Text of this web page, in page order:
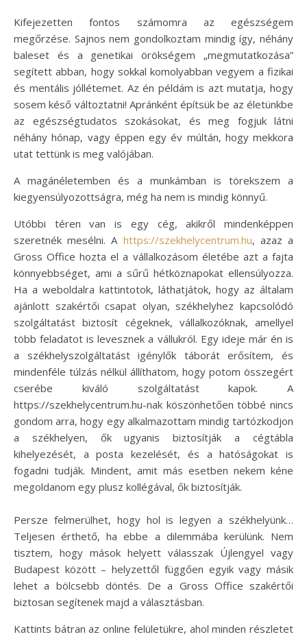
Kifejezetten fontos számomra az egészségem
megőrzése. Sajnos nem gondolkoztam mindig így, néhány
baleset és a genetikai örökségem „megmutatkozása”
segített abban, hogy sokkal komolyabban vegyem a fizikai
és mentális jóllétemet. Az én példám is azt mutatja, hogy
sosem késő változtatni! Apránként építsük be az életünkbe
az egészségtudatos szokásokat, és meg fogjuk látni
néhány hónap, vagy éppen egy év múltán, hogy mekkora
utat tettünk is meg valójában.
A magánéletemben és a munkámban is törekszem a
kiegyensúlyozottságra, még ha nem is mindig könnyű.
Utóbbi téren van is egy cég, akikről mindenképpen
szeretnék mesélni. A https://szekhelycentrum.hu, azaz a
Gross Office hozta el a vállalkozásom életébe azt a fajta
könnyebbséget, ami a sűrű hétköznapokat ellensúlyozza.
Ha a weboldalra kattintotok, láthatjátok, hogy az általam
ajánlott szakértői csapat olyan, székhelyhez kapcsolódó
szolgáltatást biztosít cégeknek, vállalkozóknak, amellyel
több feladatot is levesznek a vállukról. Egy ideje már én is
a székhelyszolgáltatást igénylők táborát erősítem, és
mindenféle túlzás nélkül állíthatom, hogy potom összegért
cserébe kiváló szolgáltatást kapok. A
https://szekhelycentrum.hu-nak köszönhetően többé nincs
gondom arra, hogy egy alkalmazottam mindig tartózkodjon
a székhelyen, ők ugyanis biztosítják a cégtábla
kihelyezését, a posta kezelését, és a hatóságokat is
fogadni tudják. Mindent, amit más esetben nekem kéne
megoldanom egy plusz kollégával, ők biztosítják.
Persze felmerülhet, hogy hol is legyen a székhelyünk…
Teljesen érthető, ha ebbe a dilemmába kerülünk. Nem
tisztem, hogy mások helyett válasszak Újlengyel vagy
Budapest között – helyzettől függően egyik vagy másik
lehet a bölcsebb döntés. De a Gross Office szakértői
biztosan segítenek majd a választásban.
Kattints bátran az online felületükre, ahol minden részletet